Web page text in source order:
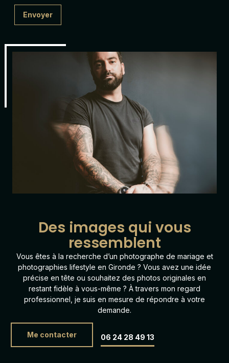
Envoyer
Des images qui vous
ressemblent
Vous êtes à la recherche d’un photographe de mariage et
photographies lifestyle en Gironde ? Vous avez une idée
précise en tête ou souhaitez des photos originales en
restant fidèle à vous-même ? À travers mon regard
professionnel, je suis en mesure de répondre à votre
demande.
Me contacter 06 24 28 49 13